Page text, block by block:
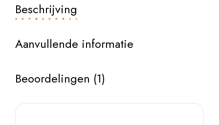
Beschrijving
Aanvullende informatie
Beoordelingen (1)